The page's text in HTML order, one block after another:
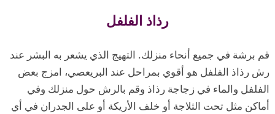
رذاذ الفلفل
قم برشة في جميع أنحاء منزلك. التهيج الذي يشعر به البشر عند
رش رذاذ الفلفل هو أقوي بمراحل عند البريعصي، امزج بعض
الفلفل والماء في زجاجة رذاذ وقم بالرش حول منزلك وفي
أماكن مثل تحت الثلاجة أو خلف الأريكة أو على الجدران في أي